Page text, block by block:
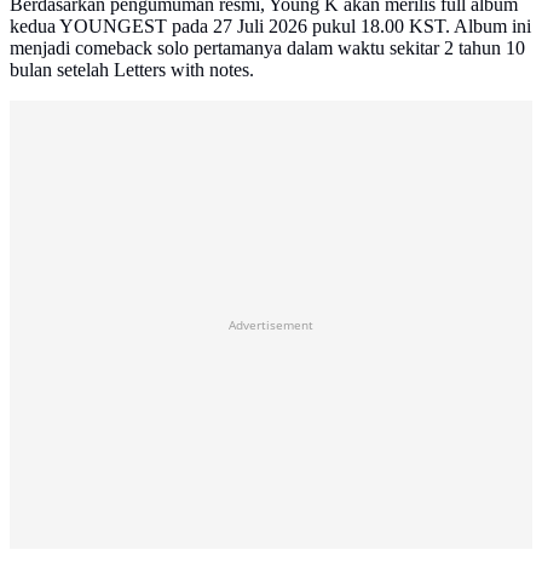
Berdasarkan pengumuman resmi, Young K akan merilis full album
kedua YOUNGEST pada 27 Juli 2026 pukul 18.00 KST. Album ini
menjadi comeback solo pertamanya dalam waktu sekitar 2 tahun 10
bulan setelah Letters with notes.
Advertisement